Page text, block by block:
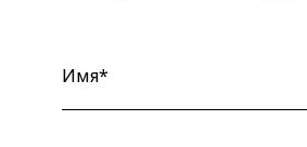
Имя*